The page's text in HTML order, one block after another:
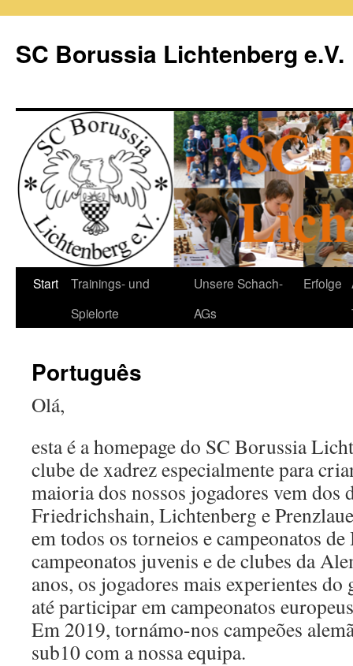
springen
SC Borussia Lichtenberg e.V.
Start
Trainings- und
Spielorte
Unsere Schach-
AGs
Erfolge
Português
Olá,
esta é a homepage do SC Borussia
clube de xadrez especialmente para
maioria dos nossos jogadores vem dos
Friedrichshain, Lichtenberg e
em todos os torneios e campeonatos
campeonatos juvenis e de clubes da
anos, os jogadores mais experientes
até participar em campeonatos
Em 2019, tornámo-nos campeões
sub10 com a nossa equipa.